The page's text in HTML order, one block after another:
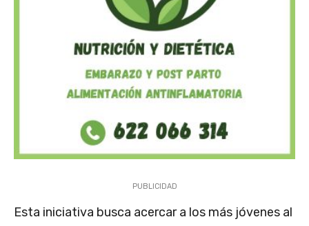
PUBLICIDAD
Esta iniciativa busca acercar a los más jóvenes al